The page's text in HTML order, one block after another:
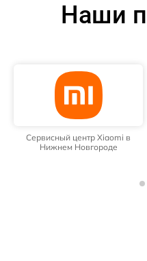
Наши
Сервисный центр Xiaomi в
Нижнем Новгороде